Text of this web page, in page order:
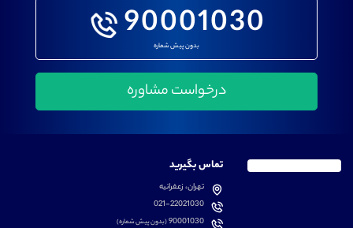
90001030
بدون پیش شماره
تماس بگیرید
تهران، زعفرانیه
021-22021030
90001030(بدون پیش شماره)